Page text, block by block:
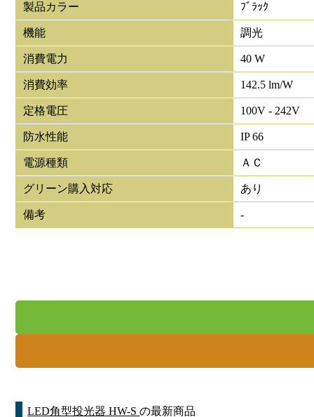
製品カラー ﾌﾞﾗｯｸ
機能 調光
消費電力 40 W
消費効率 142.5 lm/W
定格電圧 100V - 242V
防水性能 IP 66
電源種類 ＡＣ
グリーン購入対応 あり
備考 -
LED角型投光器 HW-Sの最新商品